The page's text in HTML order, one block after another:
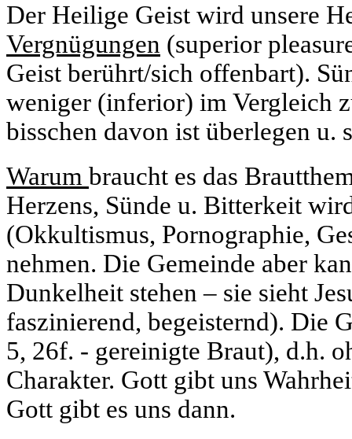
Der Heilige Geist wird unsere
Vergnügungen (superior
Geist berührt/sich offenbart).
weniger (inferior) im Vergleich
bisschen davon ist überlegen
Warum braucht es das
Herzens, Sünde u. Bitterkeit
(Okkultismus, Pornographie,
nehmen. Die Gemeinde aber
Dunkelheit stehen – sie sieht
faszinierend, begeisternd). Die
5, 26f. - gereinigte Braut), d.h.
Charakter. Gott gibt uns
Gott gibt es uns dann.